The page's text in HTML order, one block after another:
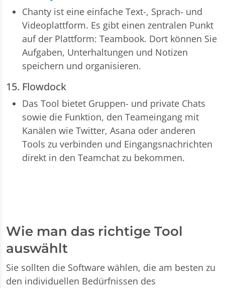
Chanty ist eine einfache Text-, Sprach- und
Videoplattform. Es gibt einen zentralen Punkt
auf der Plattform: Teambook. Dort können Sie
Aufgaben, Unterhaltungen und Notizen
speichern und organisieren.
15. Flowdock
Das Tool bietet Gruppen- und private Chats
sowie die Funktion, den Teameingang mit
Kanälen wie Twitter, Asana oder anderen
Tools zu verbinden und Eingangsnachrichten
direkt in den Teamchat zu bekommen.
Wie man das richtige Tool
auswählt
Sie sollten die Software wählen, die am besten zu
den individuellen Bedürfnissen des